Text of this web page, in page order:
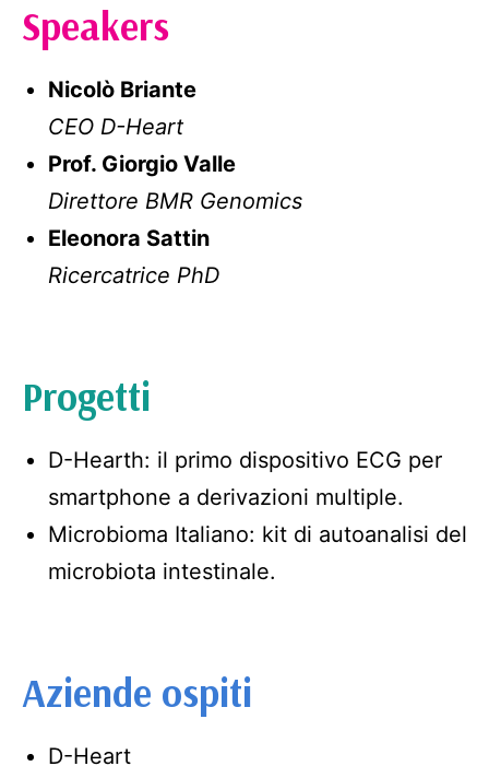
Speakers
Nicolò Briante
CEO D-Heart
Prof. Giorgio Valle
Direttore BMR Genomics
Eleonora Sattin
Ricercatrice PhD
Progetti
D-Hearth: il primo dispositivo ECG per
smartphone a derivazioni multiple.
Microbioma Italiano: kit di autoanalisi del
microbiota intestinale.
Aziende ospiti
D-Heart